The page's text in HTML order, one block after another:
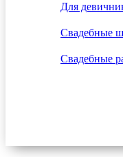
Для
Свадебные
Свадебные